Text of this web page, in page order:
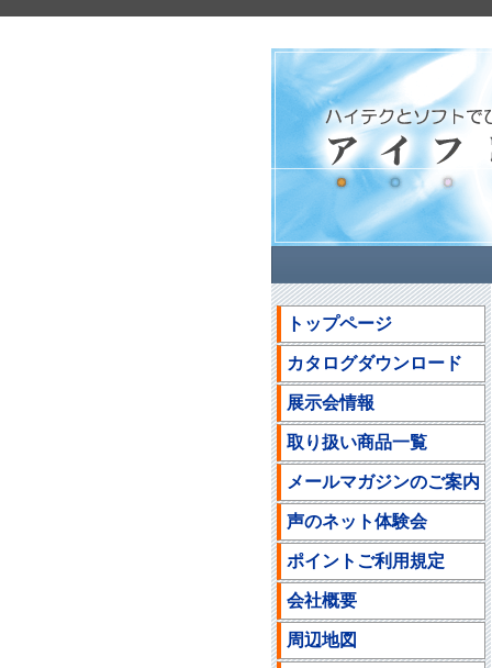
トップページ
カタログダウンロード
展示会情報
取り扱い商品一覧
メールマガジンのご案内
声のネット体験会
ポイントご利用規定
会社概要
周辺地図